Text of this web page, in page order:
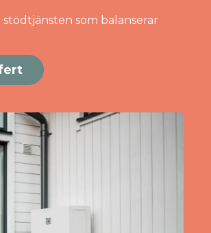
stödtjänsten som balanserar